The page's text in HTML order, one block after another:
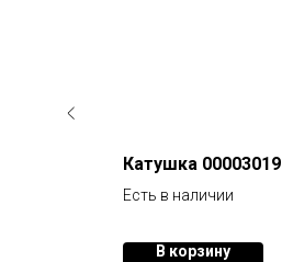
Катушка 00003019
Есть в наличии
В корзину